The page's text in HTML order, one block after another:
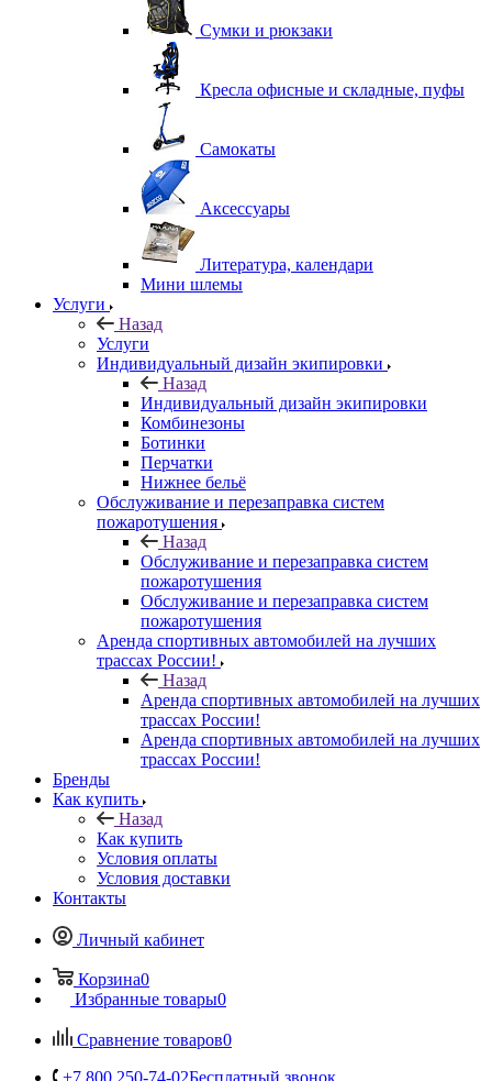
Сумки и рюкзаки
Кресла офисные и складные, пуфы
Самокаты
Аксессуары
Литература, календари
Мини шлемы
Услуги
Назад
Услуги
Индивидуальный дизайн экипировки
Назад
Индивидуальный дизайн экипировки
Комбинезоны
Ботинки
Перчатки
Нижнее бельё
Обслуживание и перезаправка систем
пожаротушения
Назад
Обслуживание и перезаправка систем
пожаротушения
Обслуживание и перезаправка систем
пожаротушения
Аренда спортивных автомобилей на лучших
трассах России!
Назад
Аренда спортивных автомобилей на лучших
трассах России!
Аренда спортивных автомобилей на лучших
трассах России!
Бренды
Как купить
Назад
Как купить
Условия оплаты
Условия доставки
Контакты
Личный кабинет
Корзина0
Избранные товары0
Сравнение товаров0
+7 800 250-74-02Бесплатный звонок